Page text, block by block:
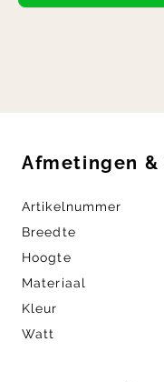
Afmetingen &
Artikelnummer
Breedte
Hoogte
Materiaal
Kleur
Watt